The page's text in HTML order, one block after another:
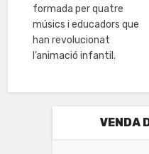
formada per quatre
músics i educadors que
han revolucionat
l’animació infantil.
VENDA